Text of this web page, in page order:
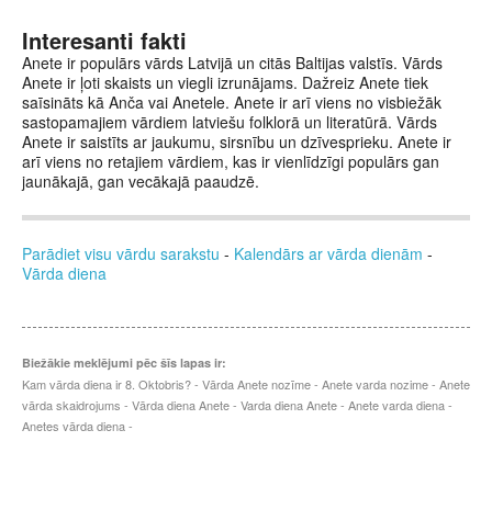
Interesanti fakti
Anete ir populārs vārds Latvijā un citās Baltijas valstīs. Vārds
Anete ir ļoti skaists un viegli izrunājams. Dažreiz Anete tiek
saīsināts kā Anča vai Anetele. Anete ir arī viens no visbiežāk
sastopamajiem vārdiem latviešu folklorā un literatūrā. Vārds
Anete ir saistīts ar jaukumu, sirsnību un dzīvesprieku. Anete ir
arī viens no retajiem vārdiem, kas ir vienlīdzīgi populārs gan
jaunākajā, gan vecākajā paaudzē.
Parādiet visu vārdu sarakstu - Kalendārs ar vārda dienām -
Vārda diena
Biežākie meklējumi pēc šīs lapas ir:
Kam vārda diena ir 8. Oktobris? - Vārda Anete nozīme - Anete varda nozime - Anete
vārda skaidrojums - Vārda diena Anete - Varda diena Anete - Anete varda diena -
Anetes vārda diena -